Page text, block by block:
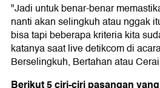
"Jadi untuk benar-benar
nanti akan selingkuh atau nggak
bisa tapi beberapa kriteria kita
katanya saat live detikcom di
Berselingkuh, Bertahan atau